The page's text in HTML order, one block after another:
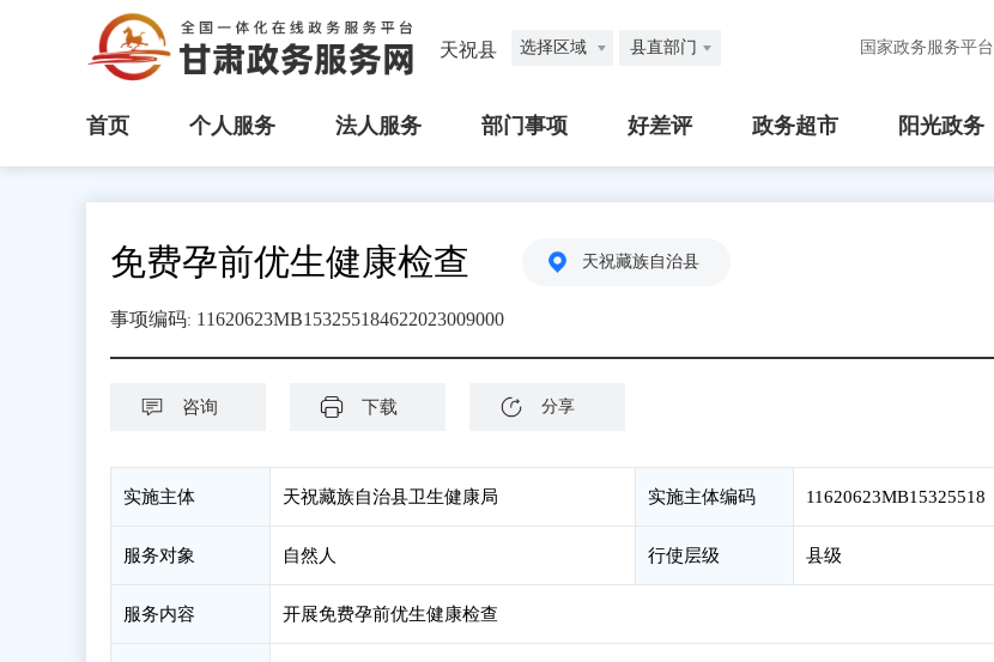
天祝县 选择区域 县直部门 国家政务服务平台
首页 个人服务 法人服务 部门事项 好差评 政务超市 阳光政务
免费孕前优生健康检查 天祝藏族自治县
事项编码: 11620623MB153255184622023009000
咨询 下载 分享
实施主体 天祝藏族自治县卫生健康局 实施主体编码 11620623MB15325518
服务对象 自然人 行使层级 县级
服务内容 开展免费孕前优生健康检查